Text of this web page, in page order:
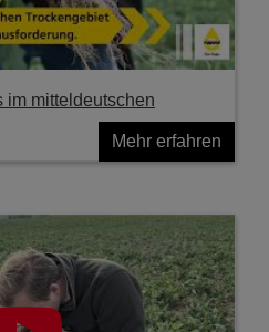
im mitteldeutschen
Mehr erfahren